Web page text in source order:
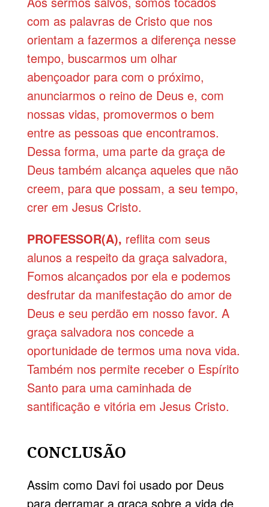
com as palavras de Cristo que nos
orientam a fazermos a diferença nesse
tempo, buscarmos um olhar
abençoador para com o próximo,
anunciarmos o reino de Deus e, com
nossas vidas, promovermos o bem
entre as pessoas que encontramos.
Dessa forma, uma parte da graça de
Deus também alcança aqueles que não
creem, para que possam, a seu tempo,
crer em Jesus Cristo.
PROFESSOR(A), reflita com seus
alunos a respeito da graça salvadora,
Fomos alcançados por ela e podemos
desfrutar da manifestação do amor de
Deus e seu perdão em nosso favor. A
graça salvadora nos concede a
oportunidade de termos uma nova vida.
Também nos permite receber o Espírito
Santo para uma caminhada de
santificação e vitória em Jesus Cristo.
CONCLUSÃO
Assim como Davi foi usado por Deus
para derramar a graça sobre a vida de